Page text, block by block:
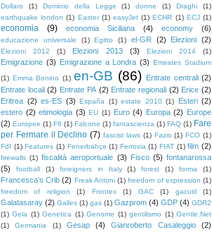
Dollaro
(1) Dominio della Legge (1) donne (1) Draghi
(1)
earthquake london (1) Easter (1) easyJet (1) ECHR (1) ECJ (1)
economia (9) economia Siciliana (4) economy (6)
educazione universale (1) Egitto (1) el-GR (2) Elezioni (2)
Elezioni 2012 (1) Elezioni 2013 (3) Elezioni 2014 (1)
Emigrazione (3) Emigrazione a Londra (3) Emirates Stadium
(1) Emma Bonino (1) en-GB (86) Entrate centrali (2)
Entrate locali (2) Entrate PA (2) Entrate regionali (2) Erice (2)
Eritrea (2) es-ES (3) España (1) estate 2010 (1) Esteri (2)
estero (2) etimologia (3) EU (1) Euro (4) Europa (2) Europe
(2) Europee (1) F8 (1) Falcone (1) fantascienza (1) FAQ (1) Fare
per Fermare il Declino (7) fascist laws (1) Fazio (1) FCO (1)
FdI (1) Features (1) Fenerbahçe (1) Ferrovia (1) FIAT (1) film (2)
firewalls (1) fiscalità aeroportuale (3) Fisco (5) fontanarossa
(5)
football (1) foreigners in Italy (1) forest (1) forma (1)
Francesca's Crib (2) Freak Antoni (1) freedom of expression (1)
freedom of religion
(1) Frontex (1) GAC (1) gacutil (1)
Galatasaray (2) Galles (1) gas (1) Gazprom (4) GDP (4) GDR2
(1) Gela (1) Genetica (1) Genome (1) gentilismo (1) Gentle.Net
(1)
Germania (1) Gesap (4) Gianroberto Casaleggio (2)